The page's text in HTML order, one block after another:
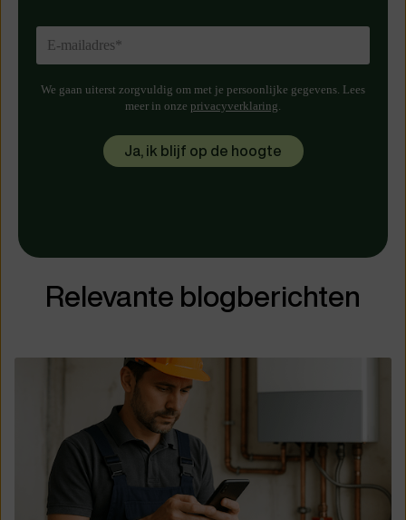
We gaan uiterst zorgvuldig om met je persoonlijke gegevens. Lees
meer in onze privacyverklaring.
Relevante blogberichten